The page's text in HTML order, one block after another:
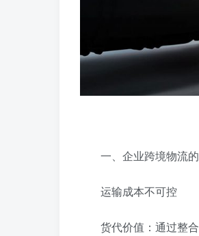
一、企业跨境物流
‌运输成本不可控‌
货代价值‌：通过整